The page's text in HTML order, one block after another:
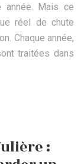
année. Mais ce
réel de chute
Chaque année,
traitées dans
: